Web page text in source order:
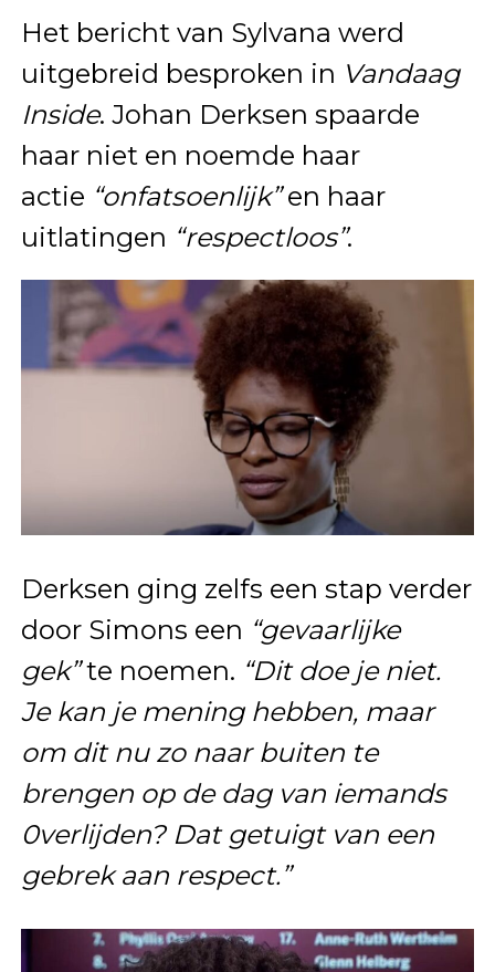
Het bericht van Sylvana werd
uitgebreid besproken in Vandaag
Inside. Johan Derksen spaarde
haar niet en noemde haar
actie “onfatsoenlijk”en haar
uitlatingen “respectloos”.
Derksen ging zelfs een stap verder
door Simons een “gevaarlijke
gek”te noemen. “Dit doe je niet.
Je kan je mening hebben, maar
om dit nu zo naar buiten te
brengen op de dag van iemands
0verlijden? Dat getuigt van een
gebrek aan respect.”